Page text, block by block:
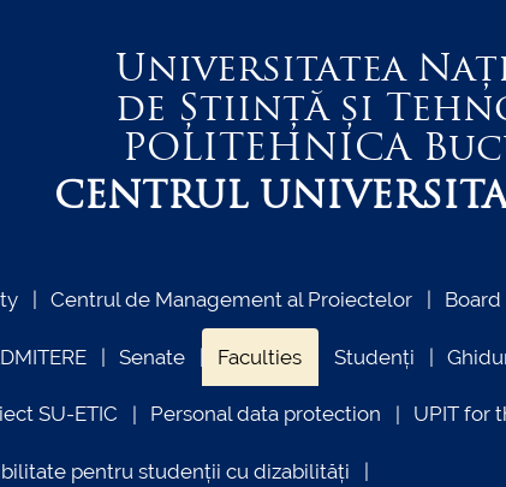
Universitatea
de Știință și
POLITEHNICA
CENTRUL
Centrul de Management al Proiectelor
Senate Faculties Studenți
SU-ETIC Personal data protection UPIT for
pentru studenții cu dizabilități